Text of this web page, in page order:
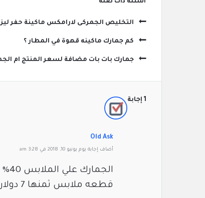
‫أسئلة ذات صلة
التخليص الجمركى لارامكس ماكينة حفر
كم جمارك ماكينه قهوة في المطار ؟
جمارك بات بات مضافة لسعر المنتج ام
‫1 إجابة
Old Ask
‫أضاف ‫‫إجابة يوم يونيو 10, 2018 في 3:28 am
قطعه ملابس ثمنها 7 دولار هتدفع حوالي 4 دولار مبين جمارك وضرائب